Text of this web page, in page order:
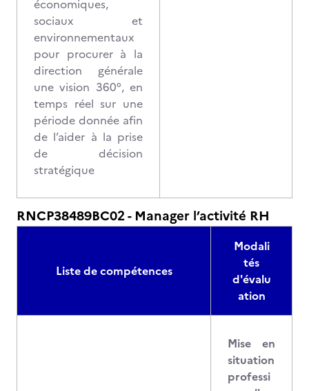
économiques,
sociaux et
environnementaux
pour procurer à la
direction générale
une vision 360°, en
temps réel sur une
période donnée afin
de l’aider à la prise
de décision
stratégique
RNCP38489BC02 - Manager l’activité RH
Liste de compétences
Modali
tés
d'évalu
ation
Mise en
situation
professi